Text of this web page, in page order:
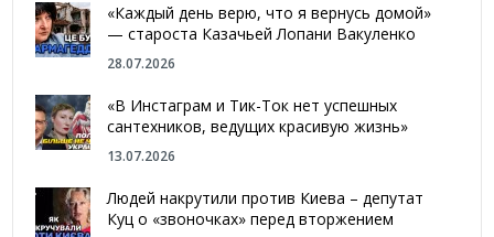
«Каждый день верю, что я вернусь домой»
— староста Казачьей Лопани Вакуленко
28.07.2026
«В Инстаграм и Тик-Ток нет успешных
сантехников, ведущих красивую жизнь»
13.07.2026
Людей накрутили против Киева – депутат
Куц о «звоночках» перед вторжением